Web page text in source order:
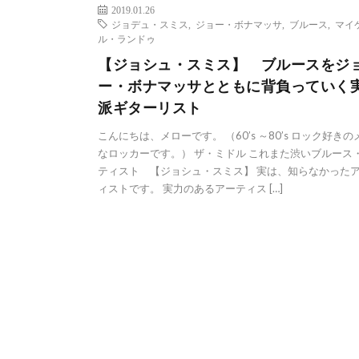
2019.01.26
ジョデュ・スミス
ジョー・ボナマッサ ブルース
マイ
ル・ランドゥ
【ジョシュ・スミス】 ブルースをジ
ー・ボナマッサとともに背負っていく
派ギターリスト
こんにちは、メローです。 （60’s ～80’s ロック好きの
なロッカーです。） ザ・ミドル これまた渋いブルース
ティスト 【ジョシュ・スミス】 実は、知らなかった
ィストです。 実力のあるアーティス […]